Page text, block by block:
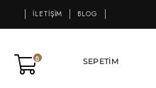
İLETIŞIM BLOG
SEPETIM
0